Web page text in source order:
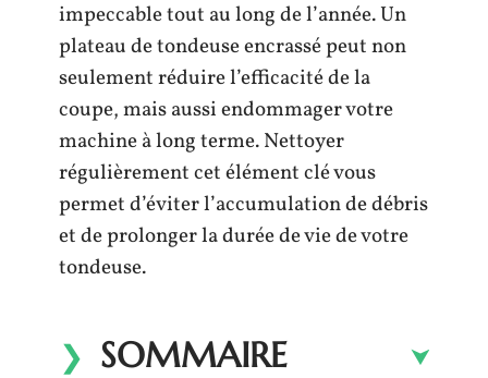
impeccable tout au long de l’année. Un
plateau de tondeuse encrassé peut non
seulement réduire l’efficacité de la
coupe, mais aussi endommager votre
machine à long terme. Nettoyer
régulièrement cet élément clé vous
permet d’éviter l’accumulation de débris
et de prolonger la durée de vie de votre
tondeuse.
SOMMAIRE